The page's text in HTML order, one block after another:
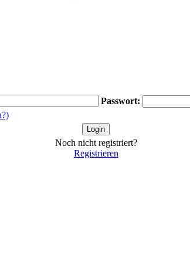
Passwort:
Noch nicht registriert?
Registrieren